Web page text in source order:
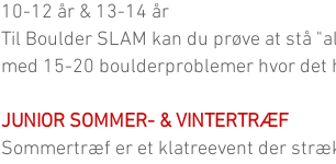
10-12 år & 13-14 år
Til Boulder SLAM kan du prøve at stå
med 15-20 boulderproblemer hvor
JUNIOR SOMMER- & VINTERTRÆF
Sommertræf er et klatreevent der